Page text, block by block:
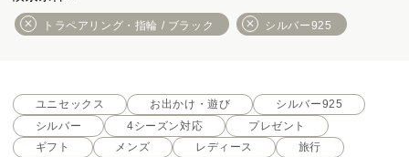
トラペアリング・指輪 / ブラック シルバー925
ユニセックス お出かけ・遊び
シルバー925
シルバー
4シーズン対応
プレゼント
ギフト
メンズ レディース 旅行